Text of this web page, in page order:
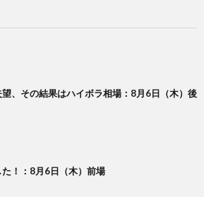
、その結果はハイボラ相場：8月6日（木）後
！：8月6日（木）前場